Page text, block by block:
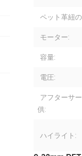
ペット革紐
モーター:
容量:
電圧:
アフターサ
供:
ハイライト: